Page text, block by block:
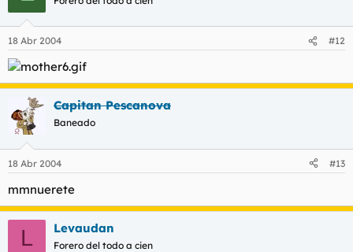
18 Abr 2004 #12
Capitan Pescanova
Baneado
18 Abr 2004 #13
mmnuerete
L Levaudan
Forero del todo a cien